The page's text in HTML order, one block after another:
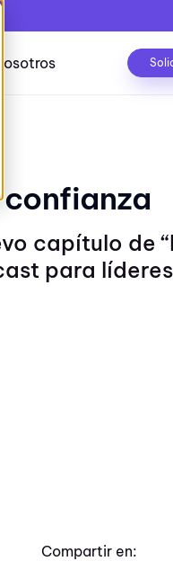
Seguridad de la
Caso de éxito
Conocerlo
Nosotros
capítulo de
para
Compartir en: